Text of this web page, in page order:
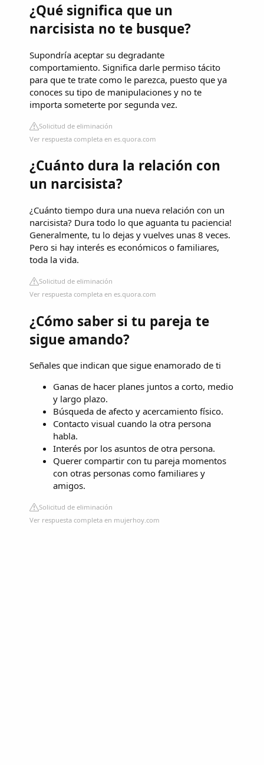
¿Qué significa que un
narcisista no te busque?
Supondría aceptar su degradante
comportamiento. Significa darle permiso tácito
para que te trate como le parezca, puesto que ya
conoces su tipo de manipulaciones y no te
importa someterte por segunda vez.
Solicitud de eliminación
Ver respuesta completa en es.quora.com
¿Cuánto dura la relación con
un narcisista?
¿Cuánto tiempo dura una nueva relación con un
narcisista? Dura todo lo que aguanta tu paciencia!
Generalmente, tu lo dejas y vuelves unas 8 veces.
Pero si hay interés es económicos o familiares,
toda la vida.
Solicitud de eliminación
Ver respuesta completa en es.quora.com
¿Cómo saber si tu pareja te
sigue amando?
Señales que indican que sigue enamorado de ti
Ganas de hacer planes juntos a corto, medio
y largo plazo.
Búsqueda de afecto y acercamiento físico.
Contacto visual cuando la otra persona
habla.
Interés por los asuntos de otra persona.
Querer compartir con tu pareja momentos
con otras personas como familiares y
amigos.
Solicitud de eliminación
Ver respuesta completa en mujerhoy.com